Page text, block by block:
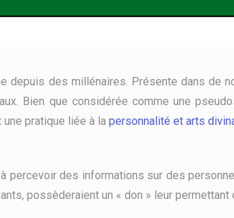
depuis des millénaires. Présente dans de
Bien que considérée comme une
une pratique liée à la personnalité et arts
percevoir des informations sur des
possèderaient un « don » leur